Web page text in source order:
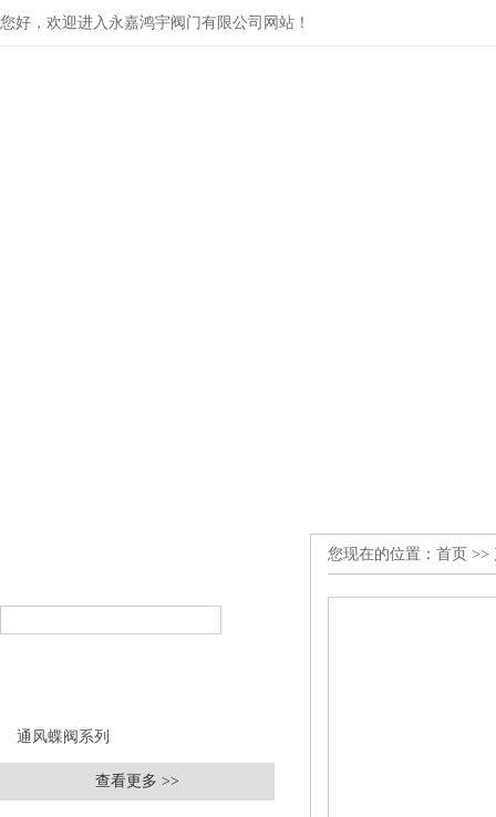
您好，欢迎进入永嘉鸿宇阀门有限公司网站！
通风蝶阀系列
查看更多 >>
您现在的位置： 首页 >>